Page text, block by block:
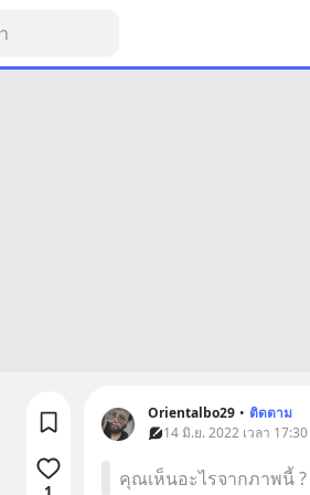
Orientalbo29 • ติดตาม
14 มิ.ย. 2022 เวลา
คุณเห็นอะไรจากภาพนี้ ?